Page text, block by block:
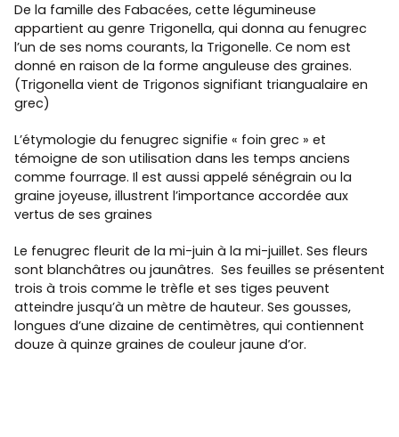
De la famille des Fabacées, cette légumineuse
appartient au genre Trigonella, qui donna au fenugrec
l’un de ses noms courants, la Trigonelle. Ce nom est
donné en raison de la forme anguleuse des graines.
(Trigonella vient de Trigonos signifiant triangualaire en
grec)
L’étymologie du fenugrec signifie « foin grec » et
témoigne de son utilisation dans les temps anciens
comme fourrage. Il est aussi appelé sénégrain ou la
graine joyeuse, illustrent l’importance accordée aux
vertus de ses graines
Le fenugrec fleurit de la mi-juin à la mi-juillet. Ses fleurs
sont blanchâtres ou jaunâtres. Ses feuilles se présentent
trois à trois comme le trèfle et ses tiges peuvent
atteindre jusqu’à un mètre de hauteur. Ses gousses,
longues d’une dizaine de centimètres, qui contiennent
douze à quinze graines de couleur jaune d’or.